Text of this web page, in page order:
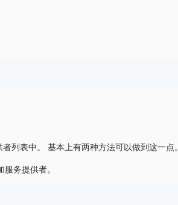
列表中。 基本上有两种方法可以做到这一点。
务提供者。